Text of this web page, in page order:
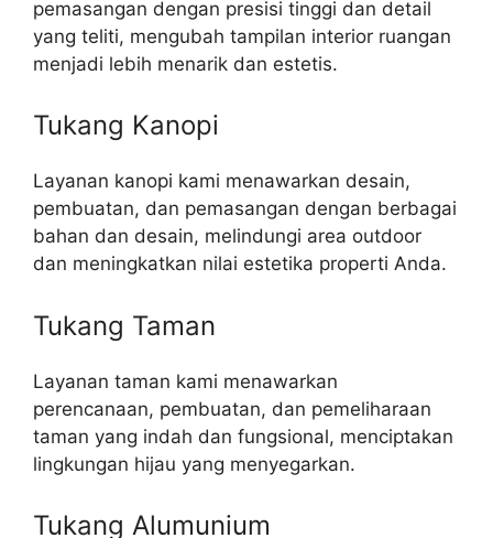
pemasangan dengan presisi tinggi dan detail
yang teliti, mengubah tampilan interior ruangan
menjadi lebih menarik dan estetis.
Tukang Kanopi
Layanan kanopi kami menawarkan desain,
pembuatan, dan pemasangan dengan berbagai
bahan dan desain, melindungi area outdoor
dan meningkatkan nilai estetika properti Anda.
Tukang Taman
Layanan taman kami menawarkan
perencanaan, pembuatan, dan pemeliharaan
taman yang indah dan fungsional, menciptakan
lingkungan hijau yang menyegarkan.
Tukang Alumunium